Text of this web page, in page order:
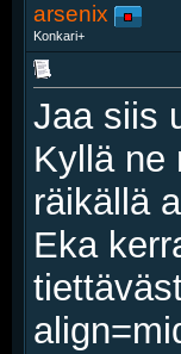
arsenix
Konkari+
Jaa siis
Kyllä ne
räikällä
Eka